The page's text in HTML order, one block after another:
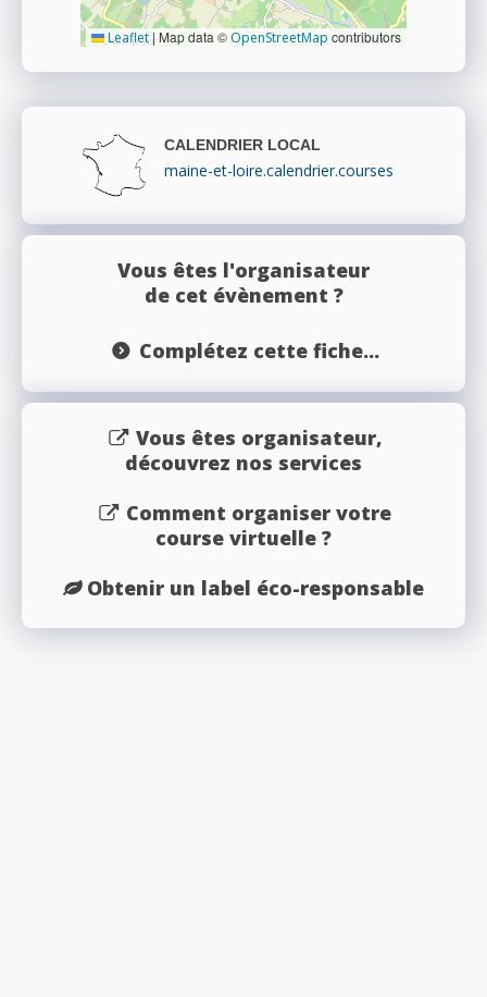
Leaflet|Map data © OpenStreetMap contributors
CALENDRIER LOCAL
maine-et-loire.calendrier.courses
Vous êtes l'organisateur
de cet évènement ?
Complétez cette fiche...
Vous êtes organisateur,
découvrez nos services
Comment organiser votre
course virtuelle ?
Obtenir un label éco-responsable